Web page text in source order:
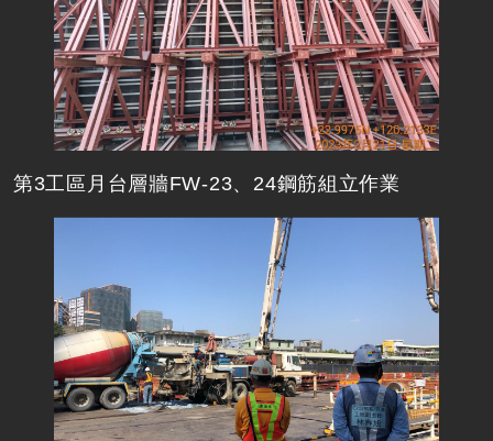
第3工區月台層牆FW-23、24鋼筋組立作業